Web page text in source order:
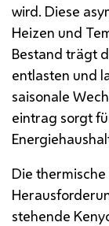
wird. Diese
Heizen und
Bestand trägt
entlasten und
saisonale
eintrag sorgt
Die
stehende